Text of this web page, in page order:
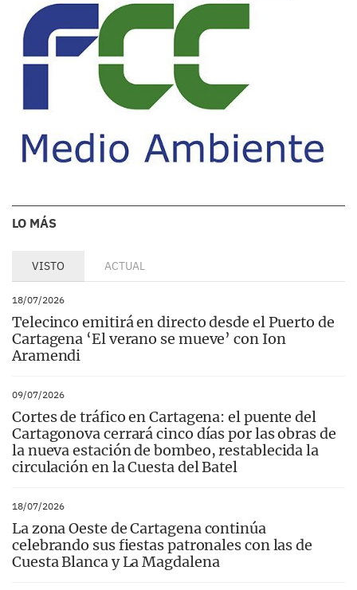
LO MÁS
VISTO ACTUAL
18/07/2026
Telecinco emitirá en directo desde el Puerto de
Cartagena ‘El verano se mueve’ con Ion
Aramendi
09/07/2026
Cortes de tráfico en Cartagena: el puente del
Cartagonova cerrará cinco días por las obras de
la nueva estación de bombeo, restablecida la
circulación en la Cuesta del Batel
18/07/2026
La zona Oeste de Cartagena continúa
celebrando sus fiestas patronales con las de
Cuesta Blanca y La Magdalena